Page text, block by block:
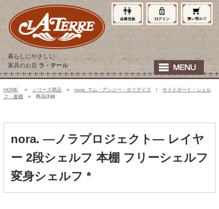
暮らしにやさしい
家具のお店ラ・テール
HOME » シリーズ商品» nora. マム・アンジー・ホリデイズ/ サイドボード・シェル
フ・書棚 » 商品詳細
nora. ―ノラプロジェクト― レイヤ
ー 2段シェルフ 本棚 フリーシェルフ
変身シェルフ *